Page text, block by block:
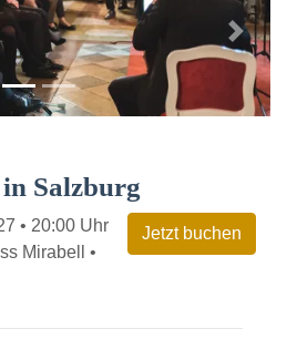
Next
Salzburg
• 20:00 Uhr
Mirabell •